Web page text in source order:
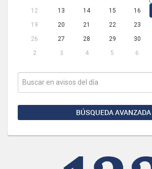
12 13 14 15 16
19
20 21 22 23
26
27 28 29 30
2
3 4 5 6
BÚSQUEDA AVANZADA